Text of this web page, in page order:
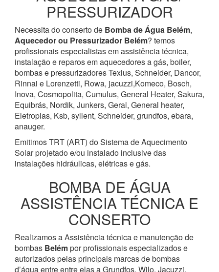
PRESSURIZADOR
Necessita do conserto de Bomba de Água Belém,
Aquecedor ou Pressurizador Belém? temos
profissionais especialistas em assistência técnica,
instalação e reparos em aquecedores a gás, boiler,
bombas e pressurizadores Texius, Schneider, Dancor,
Rinnai e Lorenzetti, Rowa, jacuzzi,Komeco, Bosch,
Inova, Cosmopolita, Cumulus, General Heater, Sakura,
Equibrás, Nordik, Junkers, Geral, General heater,
Eletroplas, Ksb, syllent, Schneider, grundfos, ebara,
anauger.
Emitimos TRT (ART) do Sistema de Aquecimento
Solar projetado e/ou instalado inclusive das
instalações hidráulicas, elétricas e gás.
BOMBA DE ÁGUA
ASSISTÊNCIA TÉCNICA E
CONSERTO
Realizamos a Assistência técnica e manutenção de
bombas Belémpor profissionais especializados e
autorizados pelas principais marcas de bombas
d’água entre entre elas a Grundfos, Wilo, Jacuzzi,